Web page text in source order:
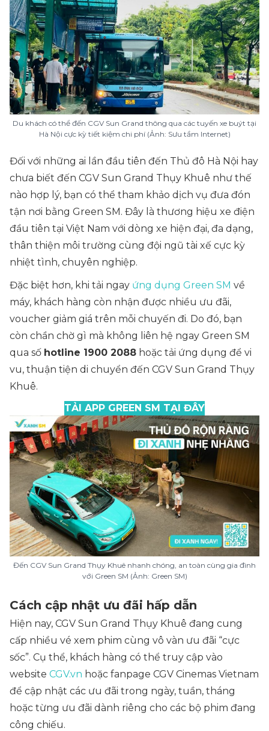
Du khách có thể đến CGV Sun Grand thông qua các tuyến xe buýt tại
Hà Nội cực kỳ tiết kiệm chi phí (Ảnh: Sưu tầm Internet)
Đối với những ai lần đầu tiên đến Thủ đô Hà Nội hay
chưa biết đến CGV Sun Grand Thụy Khuê như thế
nào hợp lý, bạn có thể tham khảo dịch vụ đưa đón
tận nơi bằng Green SM. Đây là thương hiệu xe điện
đầu tiên tại Việt Nam với dòng xe hiện đại, đa dạng,
thân thiện môi trường cùng đội ngũ tài xế cực kỳ
nhiệt tình, chuyên nghiệp.
Đặc biệt hơn, khi tải ngay ứng dụng Green SM về
máy, khách hàng còn nhận được nhiều ưu đãi,
voucher giảm giá trên mỗi chuyến đi. Do đó, bạn
còn chần chờ gì mà không liên hệ ngay Green SM
qua số hotline 1900 2088 hoặc tải ứng dụng để vi
vu, thuận tiện di chuyển đến CGV Sun Grand Thụy
Khuê.
TẢI APP GREEN SM TẠI ĐÂY
Đến CGV Sun Grand Thụy Khuê nhanh chóng, an toàn cùng gia đình
với Green SM (Ảnh: Green SM)
Cách cập nhật ưu đãi hấp dẫn
Hiện nay, CGV Sun Grand Thụy Khuê đang cung
cấp nhiều vé xem phim cùng vô vàn ưu đãi “cực
sốc”. Cụ thể, khách hàng có thể truy cập vào
website CGV.vn hoặc fanpage CGV Cinemas Vietnam
để cập nhật các ưu đãi trong ngày, tuần, tháng
hoặc từng ưu đãi dành riêng cho các bộ phim đang
công chiếu.